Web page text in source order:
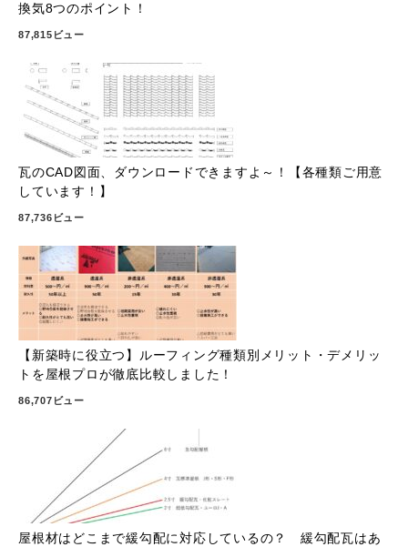
換気8つのポイント！
87,815ビュー
瓦のCAD図面、ダウンロードできますよ～！【各種類ご用意
しています！】
87,736ビュー
【新築時に役立つ】ルーフィング種類別メリット・デメリッ
トを屋根プロが徹底比較しました！
86,707ビュー
屋根材はどこまで緩勾配に対応しているの？ 緩勾配瓦はあ